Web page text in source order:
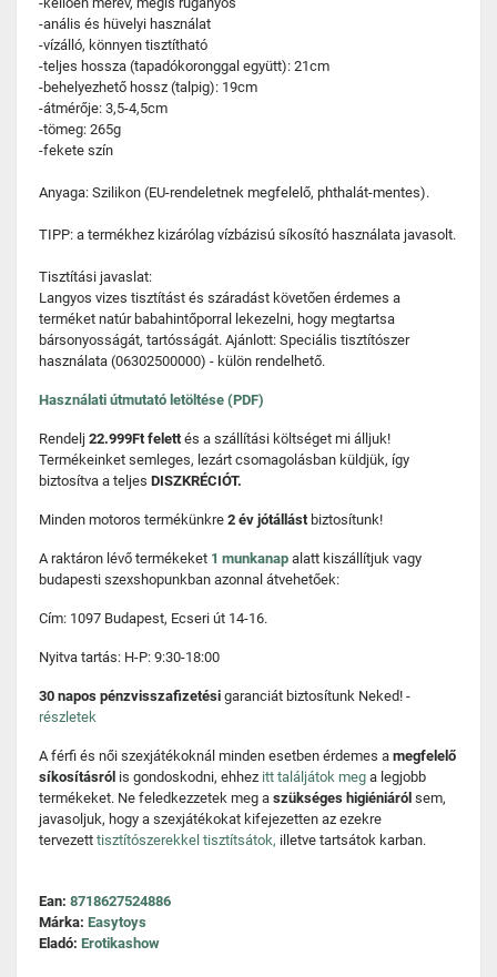
-anális és hüvelyi használat
-vízálló, könnyen tisztítható
-teljes hossza (tapadókoronggal együtt): 21cm
-behelyezhető hossz (talpig): 19cm
-átmérője: 3,5-4,5cm
-tömeg: 265g
-fekete szín
Anyaga: Szilikon (EU-rendeletnek megfelelő, phthalát-mentes).
TIPP: a termékhez kizárólag vízbázisú síkosító használata javasolt.
Tisztítási javaslat:
Langyos vizes tisztítást és száradást követően érdemes a
terméket natúr babahintőporral lekezelni, hogy megtartsa
bársonyosságát, tartósságát. Ajánlott: Speciális tisztítószer
használata (06302500000) - külön rendelhető.
Használati útmutató letöltése (PDF)
Rendelj 22.999Ft felettés a szállítási költséget mi álljuk!
Termékeinket semleges, lezárt csomagolásban küldjük, így
biztosítva a teljes DISZKRÉCIÓT.
Minden motoros termékünkre 2 év jótállást biztosítunk!
A raktáron lévő termékeket 1 munkanap alatt kiszállítjuk vagy
budapesti szexshopunkban azonnal átvehetőek:
Cím: 1097 Budapest, Ecseri út 14-16.
Nyitva tartás: H-P: 9:30-18:00
30 napos pénzvisszafizetési garanciát biztosítunk Neked! -
részletek
A férfi és női szexjátékoknál minden esetben érdemes a megfelelő
síkosításról is gondoskodni, ehhez itt találjátok meg a legjobb
termékeket. Ne feledkezzetek meg a szükséges higiéniáról sem,
javasoljuk, hogy a szexjátékokat kifejezetten az ezekre
tervezett tisztítószerekkel tisztítsátok, illetve tartsátok karban.
Ean: 8718627524886
Márka: Easytoys
Eladó: Erotikashow